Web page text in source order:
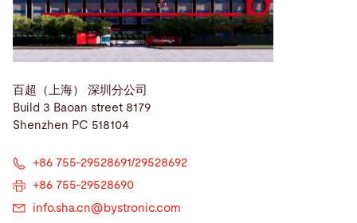
百超（上海） 深圳分公司
Build 3 Baoan street 8179
Shenzhen PC 518104
+86 755-29528691/29528692
+86 755-29528690
info.sha.cn@ bystronic.com